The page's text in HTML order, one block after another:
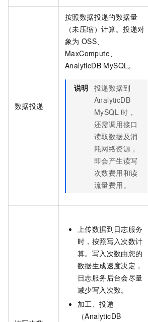
数据投递
按照数据投递的数据量
（未压缩）计算。投递对
象为 OSS、
MaxCompute、
AnalyticDB MySQL。
说明 投递数据到
AnalyticDB
MySQL 时，
还需调用接口
读取数据及消
耗网络资源，
即会产生读写
次数费用和读
流量费用。
上传数据到日志服务
时，按照写入次数计
算。写入次数由您的
数据生成速度决定，
日志服务后台会尽量
减少写入次数。
加工、投递
（AnalyticDB